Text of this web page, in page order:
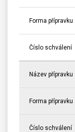
Forma přípravku
Číslo schválení
Název přípravku
Forma přípravku
Číslo schválení